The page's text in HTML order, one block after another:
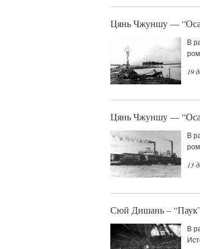
Цянь Чжуншу —
В
19
Цянь Чжуншу —
В
13
Сюй Дишань –
В